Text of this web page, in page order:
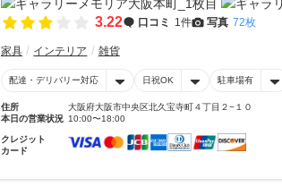
3.22 口コミ 1件 写真 72枚
家具 インテリア 雑貨
配達・デリバリー対応 日祝OK 駐車場有
住所
大阪府大阪市中央区北久宝寺町４丁目２−１０
本日の営業状況 10:00〜18:00
クレジット
カード